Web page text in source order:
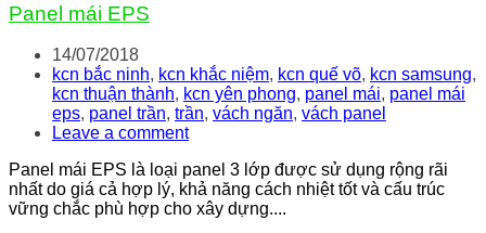
Panel mái EPS
14/07/2018
kcn bắc ninh, kcn khắc niệm, kcn quế võ, kcn samsung,
kcn thuận thành, kcn yên phong, panel mái, panel mái
eps, panel trần, trần, vách ngăn, vách panel
Leave a comment
Panel mái EPS là loại panel 3 lớp được sử dụng rộng rãi
nhất do giá cả hợp lý, khả năng cách nhiệt tốt và cấu trúc
vững chắc phù hợp cho xây dựng....